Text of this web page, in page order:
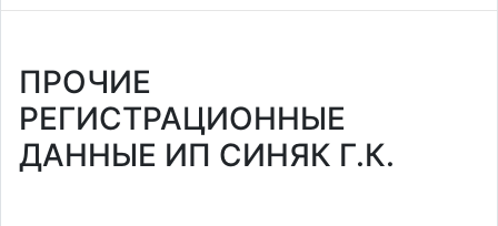
ПРОЧИЕ
РЕГИСТРАЦИОННЫЕ
ДАННЫЕ ИП СИНЯК Г.К.